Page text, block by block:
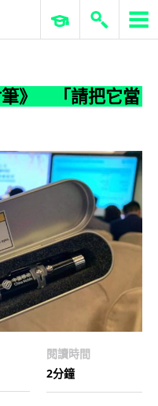
ERP 與商業 AI
筆》 「請把它當
閱讀時間
2分鐘